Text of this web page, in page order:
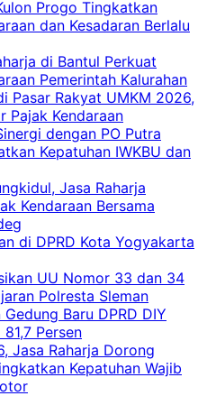
Progo Tingkatkan
dan Kesadaran Berlalu
di Bantul Perkuat
Pemerintah Kalurahan
Pasar Rakyat UMKM 2026,
Pajak Kendaraan
dengan PO Putra
Kepatuhan IWKBU dan
Jasa Raharja
Kendaraan Bersama
di DPRD Kota Yogyakarta
UU Nomor 33 dan 34
Polresta Sleman
Baru DPRD DIY
Persen
Jasa Raharja Dorong
Kepatuhan Wajib